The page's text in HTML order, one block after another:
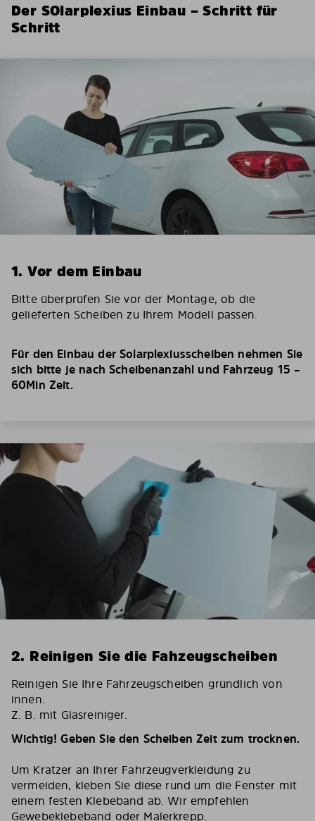
Der SOlarplexius Einbau – Schritt für
Schritt
1. Vor dem Einbau
Bitte überprüfen Sie vor der Montage, ob die
gelieferten Scheiben zu Ihrem Modell passen.
Für den Einbau der Solarplexiusscheiben nehmen Sie
sich bitte je nach Scheibenanzahl und Fahrzeug 15 –
60Min Zeit.
2. Reinigen Sie die Fahzeugscheiben
Reinigen Sie Ihre Fahrzeugscheiben gründlich von
innen.
Z. B. mit Glasreiniger.
Wichtig! Geben Sie den Scheiben Zeit zum trocknen.
Um Kratzer an Ihrer Fahrzeugverkleidung zu
vermeiden, kleben Sie diese rund um die Fenster mit
einem festen Klebeband ab. Wir empfehlen
Gewebeklebeband oder Malerkrepp.